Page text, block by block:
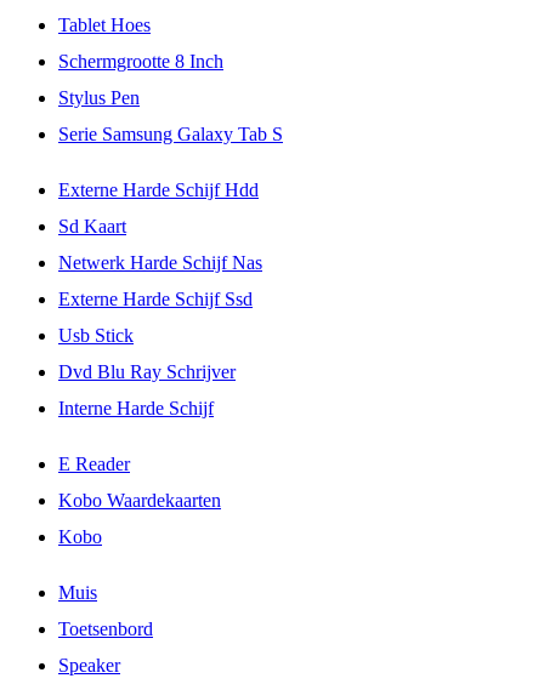
Tablet Hoes
Schermgrootte 8 Inch
Stylus Pen
Serie Samsung Galaxy Tab S
Externe Harde Schijf Hdd
Sd Kaart
Netwerk Harde Schijf Nas
Externe Harde Schijf Ssd
Usb Stick
Dvd Blu Ray Schrijver
Interne Harde Schijf
E Reader
Kobo Waardekaarten
Kobo
Muis
Toetsenbord
Speaker